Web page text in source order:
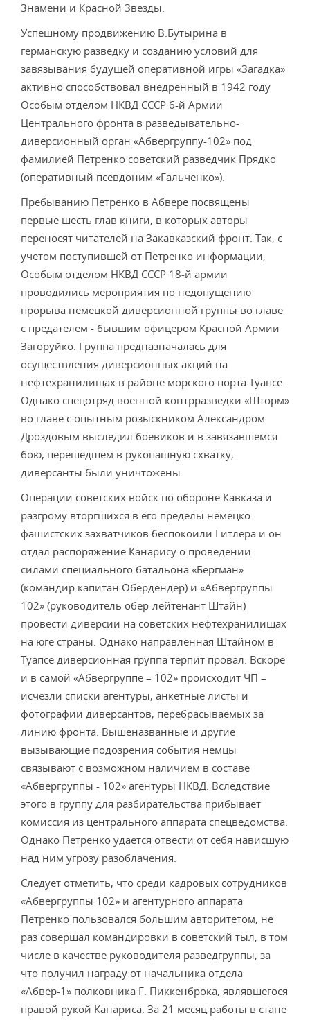
Знамени и Красной Звезды.
Успешному продвижению В.Бутырина в
германскую разведку и созданию условий для
завязывания будущей оперативной игры «Загадка»
активно способствовал внедренный в 1942 году
Особым отделом НКВД СССР 6-й Армии
Центрального фронта в разведывательно-
диверсионный орган «Абвергруппу-102» под
фамилией Петренко советский разведчик Прядко
(оперативный псевдоним «Гальченко»).
Пребыванию Петренко в Абвере посвящены
первые шесть глав книги, в которых авторы
переносят читателей на Закавказский фронт. Так, с
учетом поступившей от Петренко информации,
Особым отделом НКВД СССР 18-й армии
проводились мероприятия по недопущению
прорыва немецкой диверсионной группы во главе
с предателем - бывшим офицером Красной Армии
Загоруйко. Группа предназначалась для
осуществления диверсионных акций на
нефтехранилищах в районе морского порта Туапсе.
Однако спецотряд военной контрразведки «Шторм»
во главе с опытным розыскником Александром
Дроздовым выследил боевиков и в завязавшемся
бою, перешедшем в рукопашную схватку,
диверсанты были уничтожены.
Операции советских войск по обороне Кавказа и
разгрому вторгшихся в его пределы немецко-
фашистских захватчиков беспокоили Гитлера и он
отдал распоряжение Канарису о проведении
силами специального батальона «Бергман»
(командир капитан Обердендер) и «Абвергруппы
102» (руководитель обер-лейтенант Штайн)
провести диверсии на советских нефтехранилищах
на юге страны. Однако направленная Штайном в
Туапсе диверсионная группа терпит провал. Вскоре
и в самой «Абвергруппе – 102» происходит ЧП –
исчезли списки агентуры, анкетные листы и
фотографии диверсантов, перебрасываемых за
линию фронта. Вышеназванные и другие
вызывающие подозрения события немцы
связывают с возможном наличием в составе
«Абвергруппы - 102» агентуры НКВД. Вследствие
этого в группу для разбирательства прибывает
комиссия из центрального аппарата спецведомства.
Однако Петренко удается отвести от себя нависшую
над ним угрозу разоблачения.
Следует отметить, что среди кадровых сотрудников
«Абвергруппы 102» и агентурного аппарата
Петренко пользовался большим авторитетом, не
раз совершал командировки в советский тыл, в том
числе в качестве руководителя разведгруппы, за
что получил награду от начальника отдела
«Абвер-1» полковника Г. Пиккенброка, являвшегося
правой рукой Канариса. За 21 месяц работы в стане